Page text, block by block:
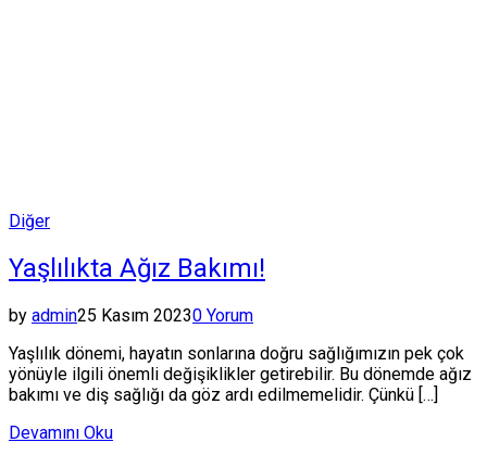
Posted
Diğer
Yaşlılıkta Ağız Bakımı!
by admin25 Kasım 20230 Yorum
Yaşlılık dönemi, hayatın sonlarına doğru sağlığımızın pek çok
yönüyle ilgili önemli değişiklikler getirebilir. Bu dönemde ağız
bakımı ve diş sağlığı da göz ardı edilmemelidir. Çünkü […]
Devamını Oku